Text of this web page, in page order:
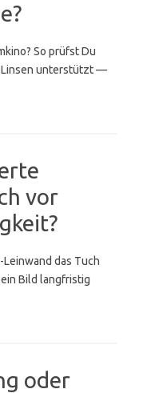
So prüfst Du
Linsen unterstützt —
vor
das Tuch
Bild langfristig
oder